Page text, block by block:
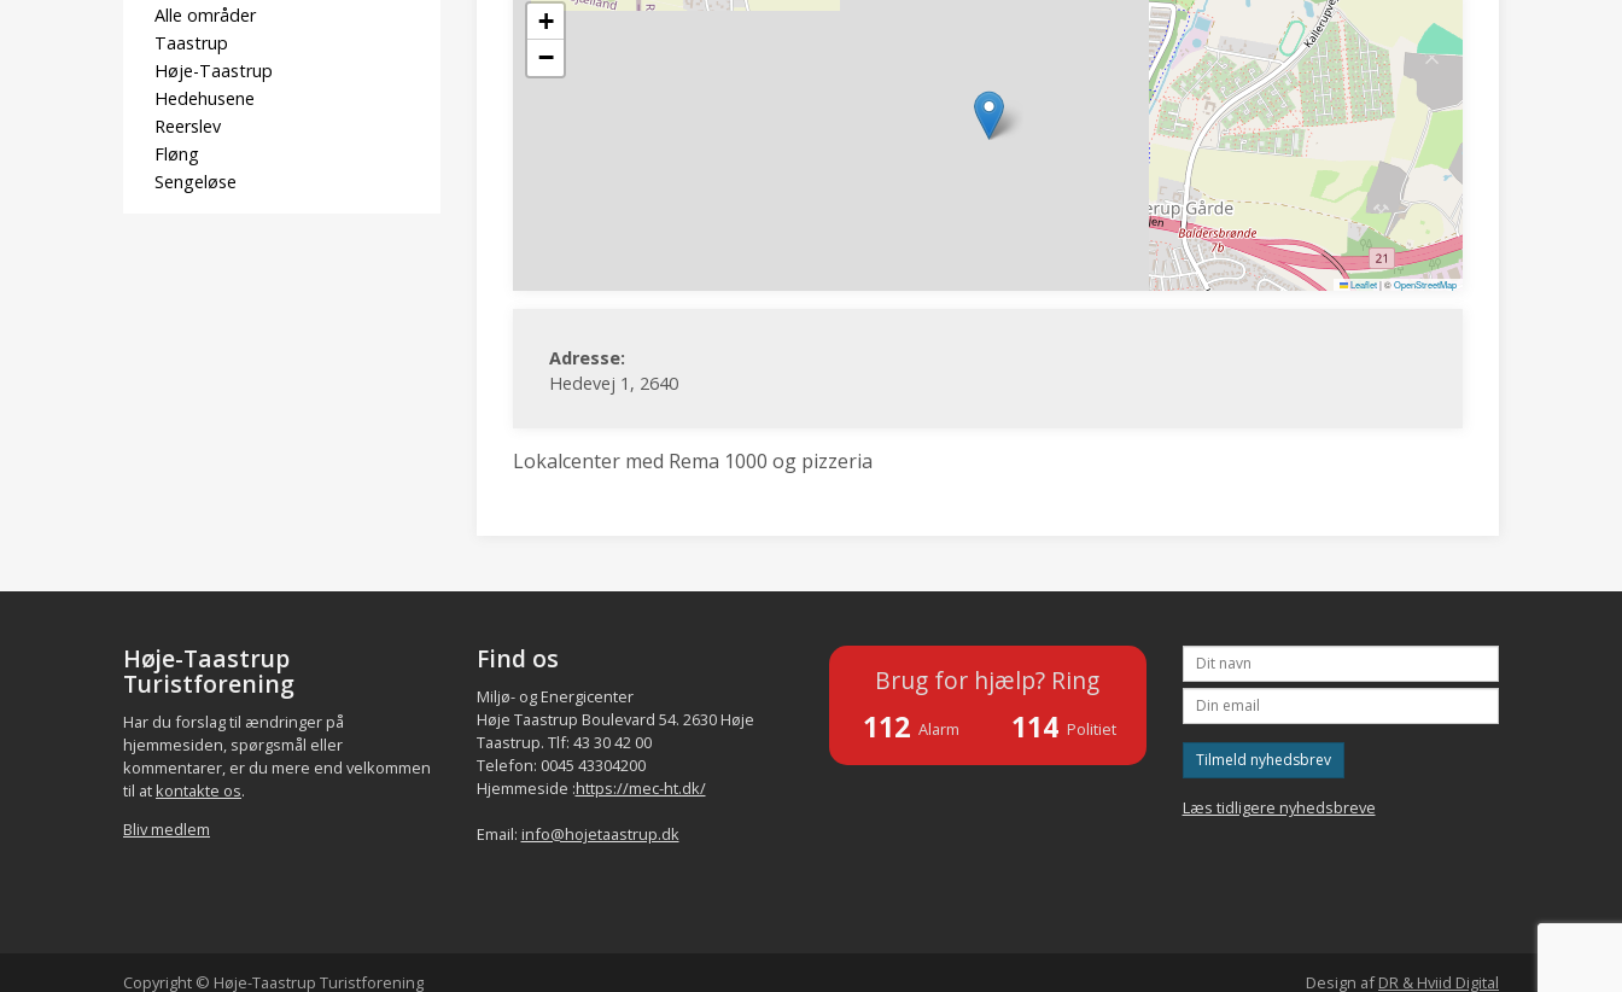
Alle områder
Taastrup
Høje-Taastrup
Hedehusene
Reerslev
Fløng
Sengeløse
+
−
Leaflet|©OpenStreetMap
Adresse:
Hedevej 1, 2640
Lokalcenter med Rema 1000 og pizzeria
Høje-Taastrup
Turistforening
Har du forslag til ændringer på
hjemmesiden, spørgsmål eller
kommentarer, er du mere end velkommen
til at kontakte os.
Bliv medlem
Find os
Miljø- og Energicenter
Høje Taastrup Boulevard 54. 2630 Høje
Taastrup. Tlf: 43 30 42 00
Telefon: 0045 43304200
Hjemmeside :https://mec-ht.dk/
Email: info@hojetaastrup.dk
Brug for hjælp? Ring
112 Alarm 114 Politiet
Tilmeld nyhedsbrev
Læs tidligere nyhedsbreve
Copyright © Høje-Taastrup Turistforening Design afDR & Hviid Digital